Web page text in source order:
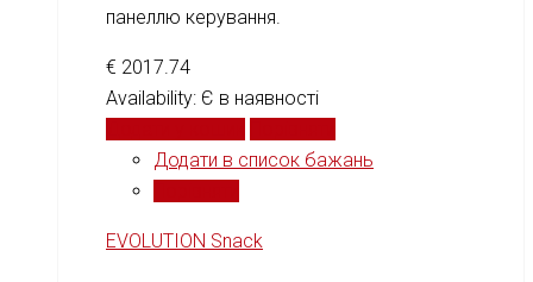
панеллю керування.
€ 2017.74
Availability: Є в наявності
Додати в список бажань
EVOLUTION Snack